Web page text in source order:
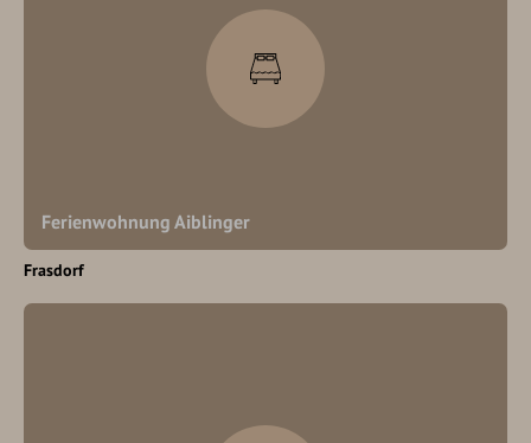
Ferienwohnung Aiblinger
Frasdorf